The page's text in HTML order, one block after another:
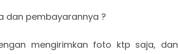
dan pembayarannya ?
mengirimkan foto ktp saja, dan